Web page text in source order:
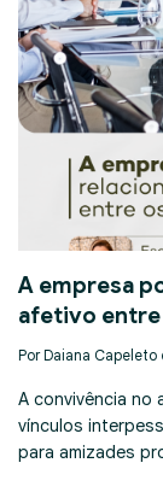
A empresa
afetivo
Por Daiana
A convivência no
vínculos
para amizades